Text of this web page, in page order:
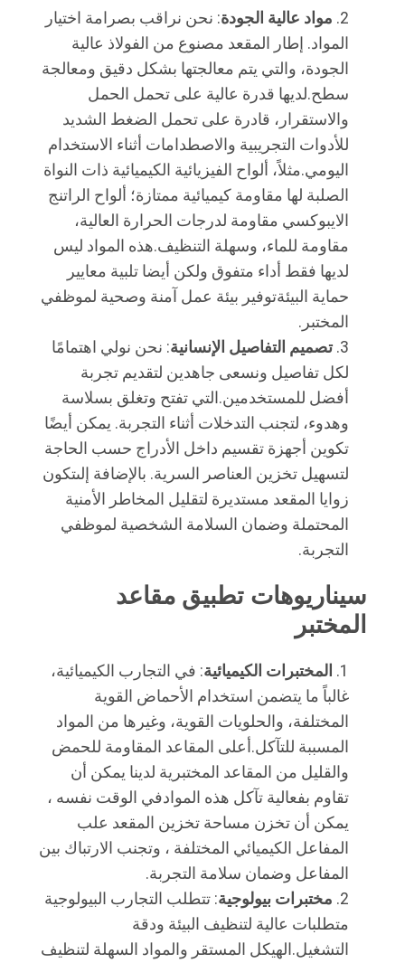
مواد عالية الجودة: نحن نراقب بصرامة اختيار
المواد. إطار المقعد مصنوع من الفولاذ عالية
الجودة، والتي يتم معالجتها بشكل دقيق ومعالجة
سطح.لديها قدرة عالية على تحمل الحمل
والاستقرار، قادرة على تحمل الضغط الشديد
للأدوات التجريبية والاصطدامات أثناء الاستخدام
اليومي.مثلاً، ألواح الفيزيائية الكيميائية ذات النواة
الصلبة لها مقاومة كيميائية ممتازة؛ ألواح الراتنج
الايبوكسي مقاومة لدرجات الحرارة العالية،
مقاومة للماء، وسهلة التنظيف.هذه المواد ليس
لديها فقط أداء متفوق ولكن أيضا تلبية معايير
حماية البيئةتوفير بيئة عمل آمنة وصحية لموظفي
المختبر.
تصميم التفاصيل الإنسانية: نحن نولي اهتمامًا
لكل تفاصيل ونسعى جاهدين لتقديم تجربة
أفضل للمستخدمين.التي تفتح وتغلق بسلاسة
وهدوء، لتجنب التدخلات أثناء التجربة. يمكن أيضًا
تكوين أجهزة تقسيم داخل الأدراج حسب الحاجة
لتسهيل تخزين العناصر السرية. بالإضافة إلىتكون
زوايا المقعد مستديرة لتقليل المخاطر الأمنية
المحتملة وضمان السلامة الشخصية لموظفي
التجربة.
المختبر
المختبرات الكيميائية: في التجارب الكيميائية،
غالباً ما يتضمن استخدام الأحماض القوية
المختلفة، والحلويات القوية، وغيرها من المواد
المسببة للتآكل.أعلى المقاعد المقاومة للحمض
والقليل من المقاعد المختبرية لدينا يمكن أن
تقاوم بفعالية تآكل هذه الموادفي الوقت نفسه ،
يمكن أن تخزن مساحة تخزين المقعد علب
المفاعل الكيميائي المختلفة ، وتجنب الارتباك بين
المفاعل وضمان سلامة التجربة.
مختبرات بيولوجية: تتطلب التجارب البيولوجية
متطلبات عالية لتنظيف البيئة ودقة
التشغيل.الهيكل المستقر والمواد السهلة لتنظيف